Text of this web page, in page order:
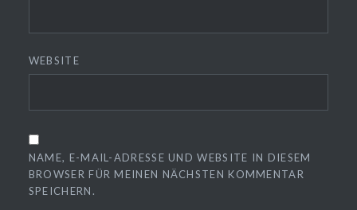
WEBSITE
NAME, E-MAIL-ADRESSE UND WEBSITE IN DIESEM
BROWSER FÜR MEINEN NÄCHSTEN KOMMENTAR
SPEICHERN.